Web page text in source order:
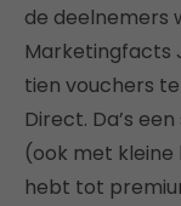
de deelnemers
Marketingfacts
tien vouchers
Direct. Da’s
(ook met
hebt tot